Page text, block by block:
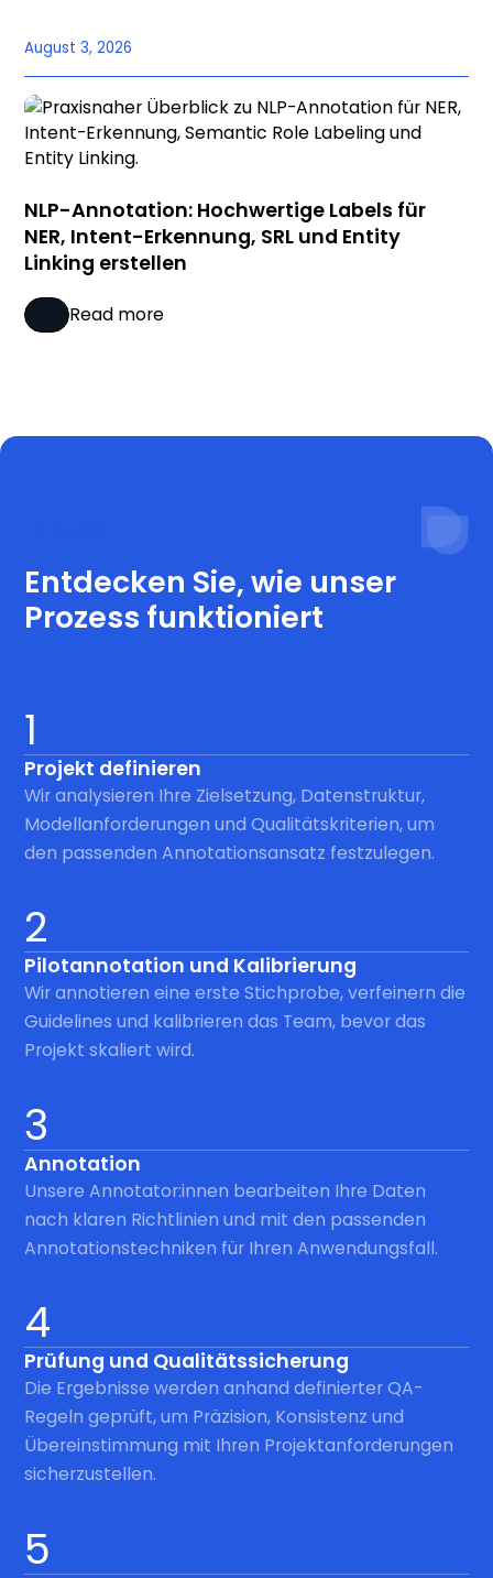
August 3, 2026
NLP-Annotation: Hochwertige Labels für
NER, Intent-Erkennung, SRL und Entity
Linking erstellen
Read more
Entdecken Sie, wie unser
Prozess funktioniert
1
Projekt definieren
Wir analysieren Ihre Zielsetzung, Datenstruktur,
Modellanforderungen und Qualitätskriterien, um
den passenden Annotationsansatz festzulegen.
2
Pilotannotation und Kalibrierung
Wir annotieren eine erste Stichprobe, verfeinern die
Guidelines und kalibrieren das Team, bevor das
Projekt skaliert wird.
3
Annotation
Unsere Annotator:innen bearbeiten Ihre Daten
nach klaren Richtlinien und mit den passenden
Annotationstechniken für Ihren Anwendungsfall.
4
Prüfung und Qualitätssicherung
Die Ergebnisse werden anhand definierter QA-
Regeln geprüft, um Präzision, Konsistenz und
Übereinstimmung mit Ihren Projektanforderungen
sicherzustellen.
5